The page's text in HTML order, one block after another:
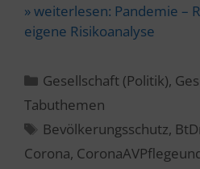
» weiterlesen: Pandemie –
eigene Risikoanalyse
Kategorien
Gesellschaft (Politik),
Tabuthemen
Schlagwörter
Bevölkerungsschutz,
Corona,